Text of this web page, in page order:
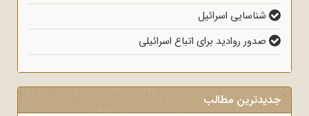
شناسایی اسرائیل
صدور روادید برای اتباع اسرائیلی
جدیدترین مطالب